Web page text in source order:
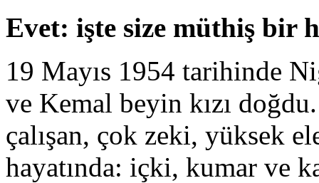
Evet: işte size müthiş bir
19 Mayıs 1954 tarihinde
ve Kemal beyin kızı
çalışan, çok zeki, yüksek
hayatında: içki, kumar ve